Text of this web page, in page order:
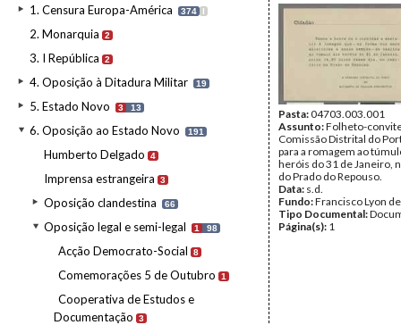
1. Censura Europa-América 374 I
2. Monarquia 2
3. I República 2
4. Oposição à Ditadura Militar 19
5. Estado Novo 3 13
6. Oposição ao Estado Novo 191
Humberto Delgado 4
Imprensa estrangeira 3
Oposição clandestina 66
Oposição legal e semi-legal 1 98
Acção Democrato-Social 8
Comemorações 5 de Outubro 1
Cooperativa de Estudos e
Documentação
3
Pasta:04703.003.001
Assunto:Folheto-
Comissão Distrital do
para a romagem ao
heróis do 31 de Janeiro,
do Prado do Repouso.
Data: s.d.
Fundo:Francisco Lyon
Tipo Documental:
Página(s): 1